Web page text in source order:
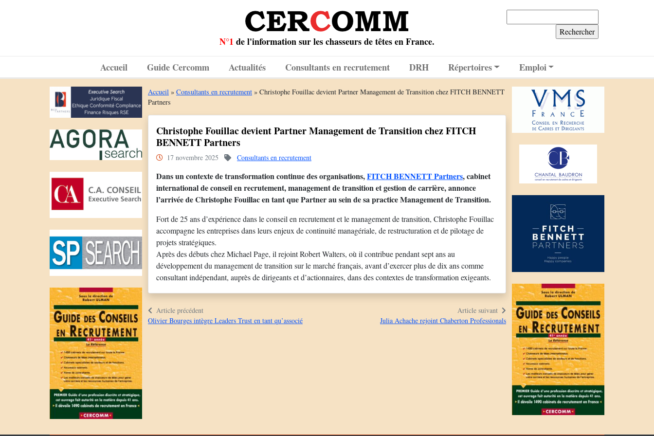
N°1 de l'information sur les chasseurs de têtes en France.
Accueil Guide Cercomm Actualités Consultants en recrutement DRH Répertoires Emploi
Accueil » Consultants en recrutement » Christophe Fouillac devient Partner Management de Transition chez FITCH BENNETT
Partners
Christophe Fouillac devient Partner Management de Transition chez FITCH
BENNETT Partners
17 novembre 2025 Consultants en recrutement
Dans un contexte de transformation continue des organisations,FITCH BENNETT Partners, cabinet
international de conseil en recrutement, management de transition et gestion de carrière, annonce
l’arrivée de Christophe Fouillac en tant que Partner au sein de sa practice Management de Transition.
Fort de 25 ans d’expérience dans le conseil en recrutement et le management de transition, Christophe Fouillac
accompagne les entreprises dans leurs enjeux de continuité managériale, de restructuration et de pilotage de
projets stratégiques.
Après des débuts chez Michael Page, il rejoint Robert Walters, où il contribue pendant sept ans au
développement du management de transition sur le marché français, avant d’exercer plus de dix ans comme
consultant indépendant, auprès de dirigeants et d’actionnaires, dans des contextes de transformation exigeants.
Article précédent
Olivier Bourges intègre Leaders Trust en tant qu’associé
Article suivant
Julia Achache rejoint Chaberton Professionals